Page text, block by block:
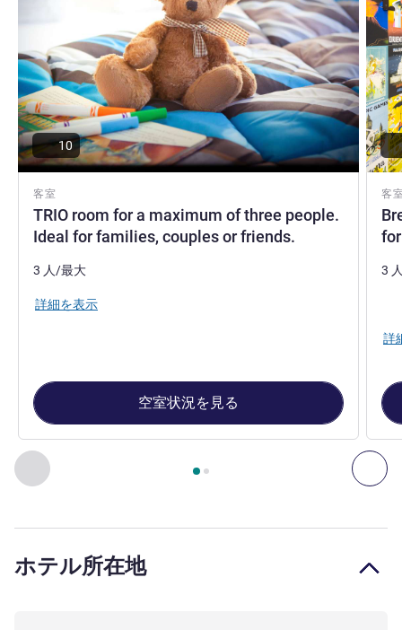
前に戻る - 客室 次
2ページ中 , 客室 1 : TRIO room for a maximum of
客室
TRIO room for a maximum of three people.
Ideal for families, couples or friends.
10
3 人/最大
詳細を表示
空室状況を見る
客
3
詳
ホテル所在地